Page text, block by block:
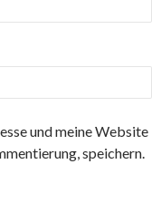
und meine Website
speichern.